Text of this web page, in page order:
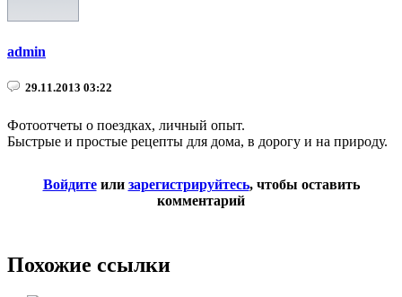
admin
29.11.2013 03:22
Фотоотчеты о поездках, личный опыт.
Быстрые и простые рецепты для дома, в дорогу и на природу.
Войдитеили зарегистрируйтесь, чтобы оставить
комментарий
Похожие ссылки